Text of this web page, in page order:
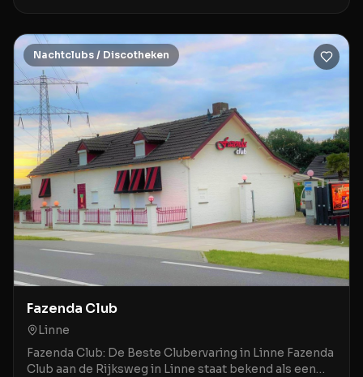
Nachtclubs / Discotheken
Fazenda Club
Linne
Fazenda Club: De Beste Clubervaring in Linne Fazenda
Club aan de Rijksweg in Linne staat bekend als een